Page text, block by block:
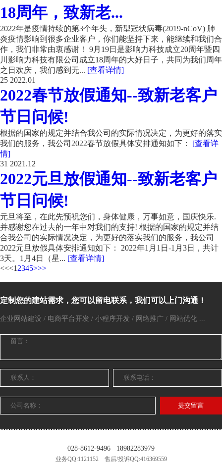
18周年，致新老...
2022年是疫情持续的第3个年头，新型冠状病毒(2019-nCoV) 肺
炎疫情影响到很多企业客户，你们能坚持下来，能继续和我们合
作，我们非常由衷感谢！ 9月19日是影响力科技成立20周年暨四
川影响力科技有限公司成立18周年的大好日子，共同为我们周年
之日欢庆，我们感到无... [查看详情]
25 2022.01
2022春节放假通知--致新老客户
节日问候!
根据的国家的规定并结合我公司的实际情况决定，为更好的落实
我们的服务，我公司2022春节放假具体安排通知如下： [查看详
情]
31 2021.12
2022元旦放假通知--致新老客户
节日问候!
元旦将至，在此先预祝您们，身体健康，万事如意，国庆快乐.
并感谢您在过去的一年中对我们的支持! 根据的国家的规定并结
合我公司的实际情况决定，为更好的落实我们的服务，我公司
2022元旦放假具体安排通知如下： 2022年1月1日-1月3日，共计
3天。1月4日（星... [查看详情]
<<<1 2345>>>
定制您的建站需求，您可以留电联系，我们可以上门沟通！
企业网站建设 / 电商平台开发 / 小程序开发 / 网络推广 / 网站优化 ...
提交留言
028-8612-9496 18982283979
业务QQ:1121152 售后/投诉QQ:416369559